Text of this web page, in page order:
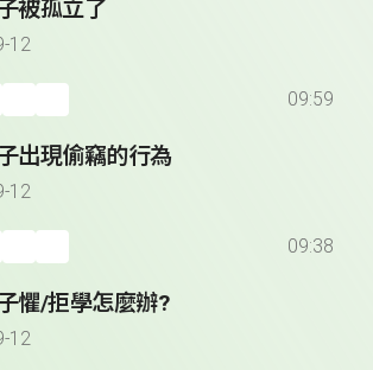
被孤立了
12
09:59
出現偷竊的行為
12
09:38
懼/拒學怎麼辦?
12